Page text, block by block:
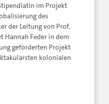
im Projekt
des
der Leitung von Prof.
Hannah Feder in dem
geförderten Projekt
kolonialen